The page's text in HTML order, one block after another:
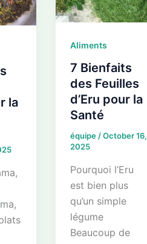
la
Aliments
7 Bienfaits
des Feuilles
d’Eru pour la
Santé
équipe/October 16,
2025
Pourquoi l’Eru
est bien plus
qu’un simple
légume
Beaucoup de